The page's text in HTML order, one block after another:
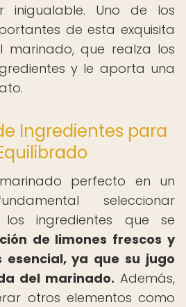
inigualable. Uno de los
de esta exquisita
marinado, que realza los
y le aporta una
Ingredientes para
perfecto en un
seleccionar
los ingredientes que se
de limones frescos y
esencial, ya que su jugo
del marinado. Además,
otros elementos como